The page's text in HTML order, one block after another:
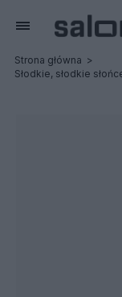
Strona główna